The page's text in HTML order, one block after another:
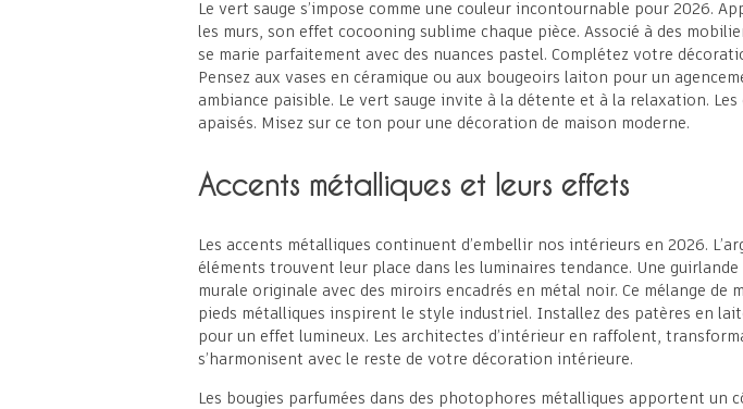
Le vert sauge s’impose comme une couleur incontournable pour 2026.
les murs, son effet cocooning sublime chaque pièce. Associé à des
se marie parfaitement avec des nuances pastel. Complétez votre
Pensez aux vases en céramique ou aux bougeoirs laiton pour un
ambiance paisible. Le vert sauge invite à la détente et à la relaxation.
apaisés. Misez sur ce ton pour une décoration de maison moderne.
Accents métalliques et leurs effets
Les accents métalliques continuent d’embellir nos intérieurs en 2026.
éléments trouvent leur place dans les luminaires tendance. Une
murale originale avec des miroirs encadrés en métal noir. Ce mélange de
pieds métalliques inspirent le style industriel. Installez des patères en
pour un effet lumineux. Les architectes d’intérieur en raffolent,
s’harmonisent avec le reste de votre décoration intérieure.
Les bougies parfumées dans des photophores métalliques apportent